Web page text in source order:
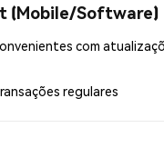
(Mobile/Software)
com
regulares